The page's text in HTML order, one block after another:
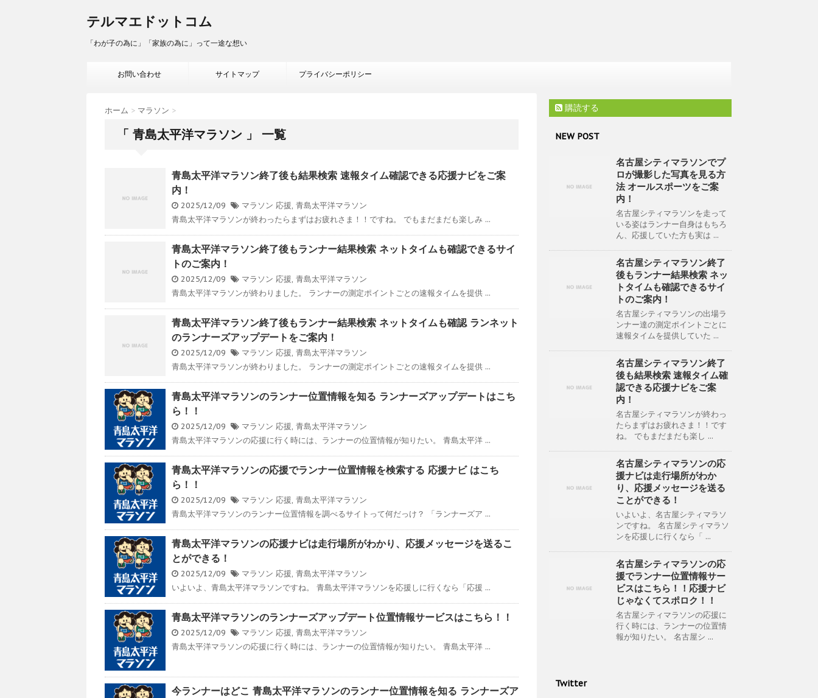
テルマエドットコム
「わが子の為に」「家族の為に」って一途な想い
お問い合わせ サイトマップ プライバシーポリシー
ホーム > マラソン >
「 青島太平洋マラソン 」 一覧
青島太平洋マラソン終了後も結果検索 速報タイム確認できる応援ナビをご案
内！
2025/12/09 マラソン 応援, 青島太平洋マラソン
青島太平洋マラソンが終わったらまずはお疲れさま！！ですね。 でもまだまだも楽しみ ...
青島太平洋マラソン終了後もランナー結果検索 ネットタイムも確認できるサイ
トのご案内！
2025/12/09 マラソン 応援, 青島太平洋マラソン
青島太平洋マラソンが終わりました。 ランナーの測定ポイントごとの速報タイムを提供 ...
青島太平洋マラソン終了後もランナー結果検索 ネットタイムも確認 ランネット
のランナーズアップデートをご案内！
2025/12/09 マラソン 応援, 青島太平洋マラソン
青島太平洋マラソンが終わりました。 ランナーの測定ポイントごとの速報タイムを提供 ...
青島太平洋マラソンのランナー位置情報を知る ランナーズアップデートはこち
ら！！
2025/12/09 マラソン 応援, 青島太平洋マラソン
青島太平洋マラソンの応援に行く時には、ランナーの位置情報が知りたい。 青島太平洋 ...
青島太平洋マラソンの応援でランナー位置情報を検索する 応援ナビ はこち
ら！！
2025/12/09 マラソン 応援, 青島太平洋マラソン
青島太平洋マラソンのランナー位置情報を調べるサイトって何だっけ？ 「ランナーズア ...
青島太平洋マラソンの応援ナビは走行場所がわかり、応援メッセージを送るこ
とができる！
2025/12/09 マラソン 応援, 青島太平洋マラソン
いよいよ、青島太平洋マラソンですね。 青島太平洋マラソンを応援しに行くなら「応援 ...
青島太平洋マラソンのランナーズアップデート位置情報サービスはこちら！！
2025/12/09 マラソン 応援, 青島太平洋マラソン
青島太平洋マラソンの応援に行く時には、ランナーの位置情報が知りたい。 青島太平洋 ...
今ランナーはどこ 青島太平洋マラソンのランナー位置情報を知る ランナーズア
購読する
NEW POST
名古屋シティマラソンでプ
ロが撮影した写真を見る方
法 オールスポーツをご案
内！
名古屋シティマラソンを走って
いる姿はランナー自身はもちろ
ん、応援していた方も実は ...
名古屋シティマラソン終了
後もランナー結果検索 ネッ
トタイムも確認できるサイ
トのご案内！
名古屋シティマラソンの出場ラ
ンナー達の測定ポイントごとに
速報タイムを提供していた ...
名古屋シティマラソン終了
後も結果検索 速報タイム確
認できる応援ナビをご案
内！
名古屋シティマラソンが終わっ
たらまずはお疲れさま！！です
ね。 でもまだまだも楽し ...
名古屋シティマラソンの応
援ナビは走行場所がわか
り、応援メッセージを送る
ことができる！
いよいよ、名古屋シティマラソ
ンですね。 名古屋シティマラソ
ンを応援しに行くなら「 ...
名古屋シティマラソンの応
援でランナー位置情報サー
ビスはこちら！！応援ナビ
じゃなくてスポロク！！
名古屋シティマラソンの応援に
行く時には、ランナーの位置情
報が知りたい。 名古屋シ ...
Twitter